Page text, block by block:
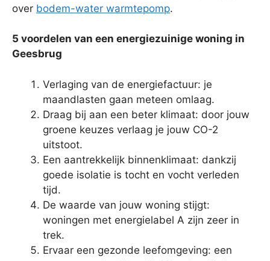
over bodem-water warmtepomp.
5 voordelen van een energiezuinige woning in
Geesbrug
Verlaging van de energiefactuur: je
maandlasten gaan meteen omlaag.
Draag bij aan een beter klimaat: door jouw
groene keuzes verlaag je jouw CO-2
uitstoot.
Een aantrekkelijk binnenklimaat: dankzij
goede isolatie is tocht en vocht verleden
tijd.
De waarde van jouw woning stijgt:
woningen met energielabel A zijn zeer in
trek.
Ervaar een gezonde leefomgeving: een